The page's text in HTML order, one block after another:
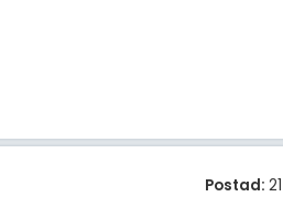
Postad: